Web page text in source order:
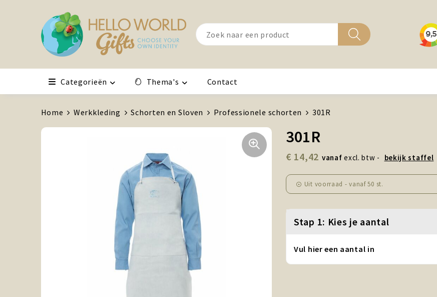
Categorieën Thema's Contact
Home Werkkleding Schorten en Sloven Professionele schorten 301R
301R
€ 14,42 vanaf excl. btw - bekijk staffel
Uit voorraad -vanaf50 st.
Stap 1: Kies je aantal
Vul hier een aantal in